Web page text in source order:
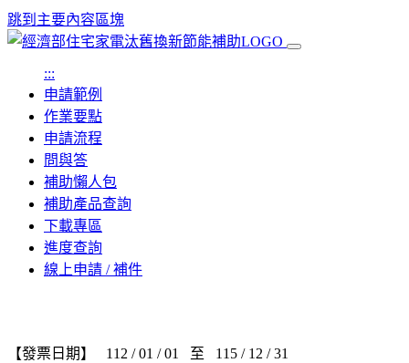
跳到主要內容區塊
:::
申請範例
作業要點
申請流程
問與答
補助懶人包
補助產品查詢
下載專區
進度查詢
線上申請 / 補件
【發票日期】
112 / 01 / 01 至 115 / 12 / 31